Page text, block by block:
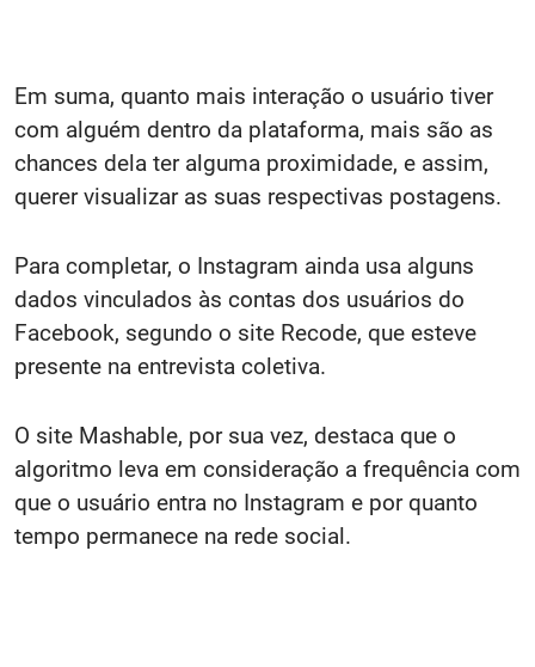
Em suma, quanto mais interação o usuário tiver
com alguém dentro da plataforma, mais são as
chances dela ter alguma proximidade, e assim,
querer visualizar as suas respectivas postagens.
Para completar, o Instagram ainda usa alguns
dados vinculados às contas dos usuários do
Facebook, segundo o site Recode, que esteve
presente na entrevista coletiva.
O site Mashable, por sua vez, destaca que o
algoritmo leva em consideração a frequência com
que o usuário entra no Instagram e por quanto
tempo permanece na rede social.